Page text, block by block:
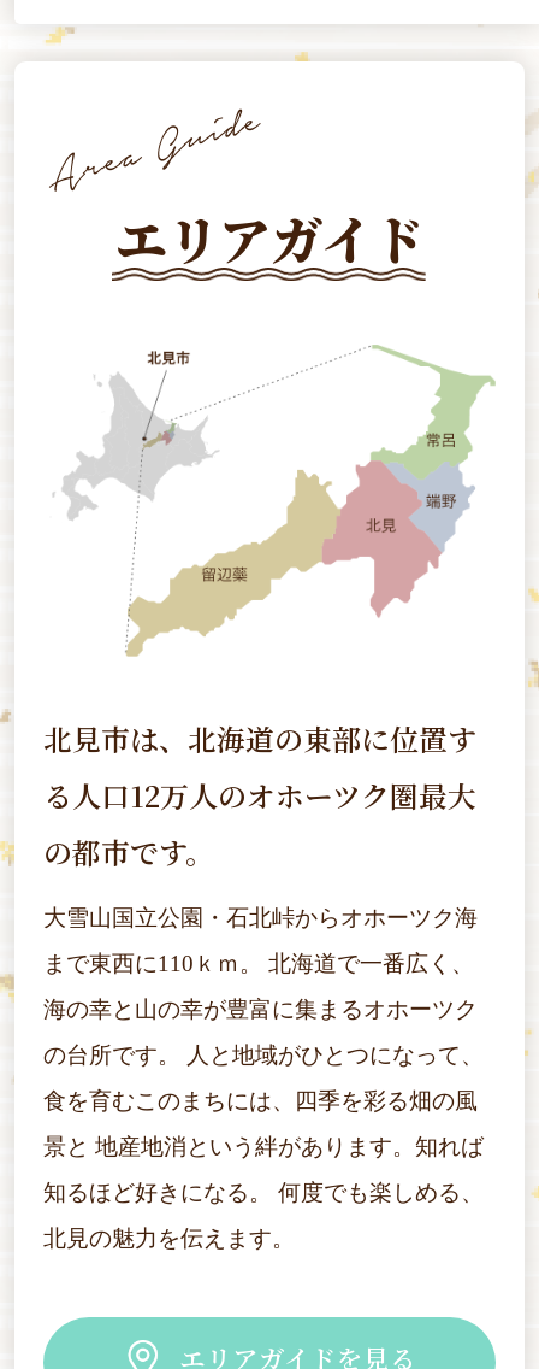
エリアガイド
北見市は、北海道の東部に位置す
る 人口12万人のオホーツク圏最大
の都市です。
大雪山国立公園・石北峠からオホーツク海
まで東西に110ｋｍ。 北海道で一番広く、
海の幸と山の幸が豊富に集まるオホーツク
の台所です。
人と地域がひとつになって、
食を育むこのまちには、四季を彩る畑の風
景と 地産地消という絆があります。知れば
知るほど好きになる。 何度でも楽しめる、
北見の魅力を伝えます。
エリアガイドを見る